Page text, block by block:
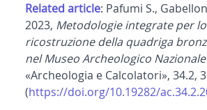
Related article: Pafumi S.,
2023, Metodologie integrate per
ricostruzione della quadriga
nel Museo Archeologico
«Archeologia e Calcolatori», 34.2,
(https://doi.org/10.19282/